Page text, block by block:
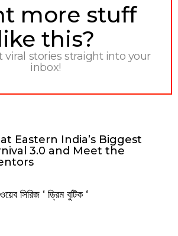
more stuff
this?
viral stories straight into your
inbox!
Eastern India’s Biggest
3.0 and Meet the
সিরিজ ‘ ড্রিম বুটিক ‘